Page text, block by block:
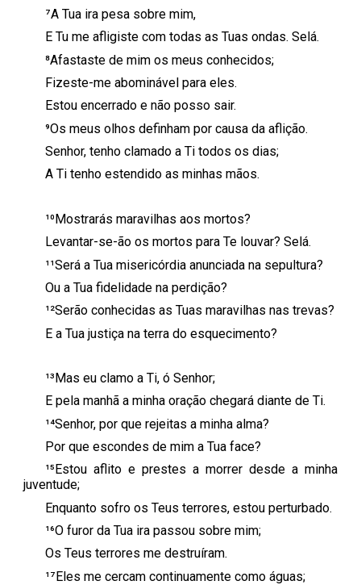
⁷A Tua ira pesa sobre mim,
E Tu me afligiste com todas as Tuas ondas. Selá.
⁸Afastaste de mim os meus conhecidos;
Fizeste-me abominável para eles.
Estou encerrado e não posso sair.
⁹Os meus olhos definham por causa da aflição.
Senhor, tenho clamado a Ti todos os dias;
A Ti tenho estendido as minhas mãos.
¹⁰Mostrarás maravilhas aos mortos?
Levantar-se-ão os mortos para Te louvar? Selá.
¹¹Será a Tua misericórdia anunciada na sepultura?
Ou a Tua fidelidade na perdição?
¹²Serão conhecidas as Tuas maravilhas nas trevas?
E a Tua justiça na terra do esquecimento?
¹³Mas eu clamo a Ti, ó Senhor;
E pela manhã a minha oração chegará diante de Ti.
¹⁴Senhor, por que rejeitas a minha alma?
Por que escondes de mim a Tua face?
¹⁵Estou aflito e prestes a morrer desde a minha
juventude;
Enquanto sofro os Teus terrores, estou perturbado.
¹⁶O furor da Tua ira passou sobre mim;
Os Teus terrores me destruíram.
¹⁷Eles me cercam continuamente como águas;